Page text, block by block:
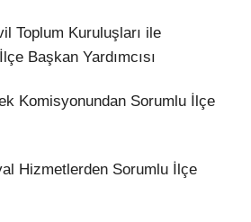
Toplum Kuruluşları ile
Başkan Yardımcısı
Komisyonundan Sorumlu İlçe
Hizmetlerden Sorumlu İlçe